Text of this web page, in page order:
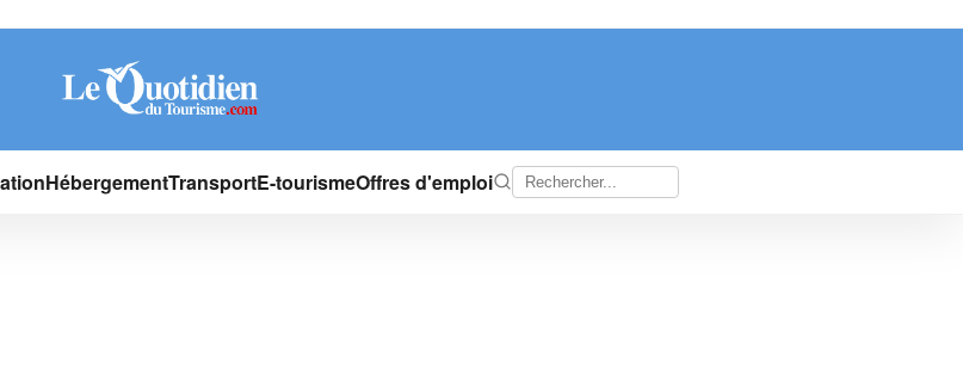
HébergementTransportE-tourismeOffres d'emploi